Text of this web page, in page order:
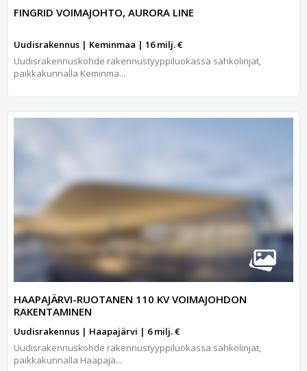
FINGRID VOIMAJOHTO, AURORA LINE
Uudisrakennus | Keminmaa | 16 milj. €
Uudisrakennuskohde rakennustyyppiluokassa sähkölinjat,
paikkakunnalla Keminma...
HAAPAJÄRVI-RUOTANEN 110 KV VOIMAJOHDON
RAKENTAMINEN
Uudisrakennus | Haapajärvi | 6 milj. €
Uudisrakennuskohde rakennustyyppiluokassa sähkölinjat,
paikkakunnalla Haapajä...